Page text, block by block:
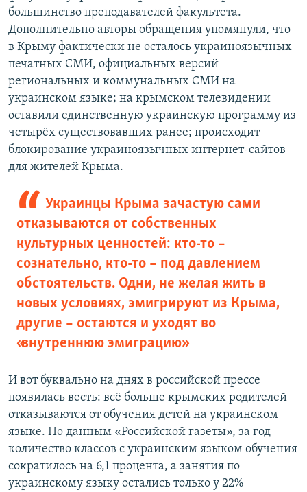
большинство преподавателей факультета.
Дополнительно авторы обращения упомянули, что
в Крыму фактически не осталось украиноязычных
печатных СМИ, официальных версий
региональных и коммунальных СМИ на
украинском языке; на крымском телевидении
оставили единственную украинскую программу из
четырёх существовавших ранее; происходит
блокирование украиноязычных интернет-сайтов
для жителей Крыма.
Украинцы Крыма зачастую сами
отказываются от собственных
культурных ценностей: кто-то –
сознательно, кто-то – под давлением
обстоятельств. Одни, не желая жить в
новых условиях, эмигрируют из Крыма,
другие – остаются и уходят во
«внутреннюю эмиграцию»
И вот буквально на днях в российской прессе
появилась весть: всё больше крымских родителей
отказываются от обучения детей на украинском
языке. По данным «Российской газеты», за год
количество классов с украинским языком обучения
сократилось на 6,1 процента, а занятия по
украинскому языку остались только у 22%